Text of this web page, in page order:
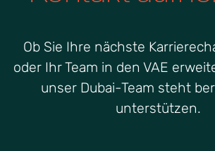
Ob Sie Ihre nächste
oder Ihr Team in den VAE
unser Dubai-Team steht
unterstützen.